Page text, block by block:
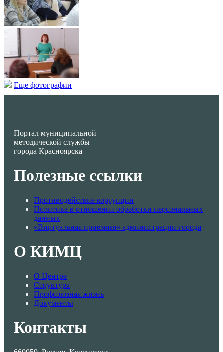
Еще фотографии
Портал муниципальной
методической службы
города Красноярска
Полезные ссылки
Противодействие коррупции
Политика в отношении обработки персональных
данных
«Виртуальная приемная» администрации города
О КИМЦ
О Центре
Структура
Профсоюзная жизнь
Документы
Контакты